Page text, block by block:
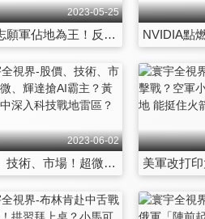
2023-05-25
俄國志願軍佔地為王！反攻普丁政權？中國網攻可癱瘓關島？眾院加快F-16V交機？
2023-06-02
股價、技術、市場！超微、輝達搶AI霸主？黃仁勳訪中深入科技戰地雷區？